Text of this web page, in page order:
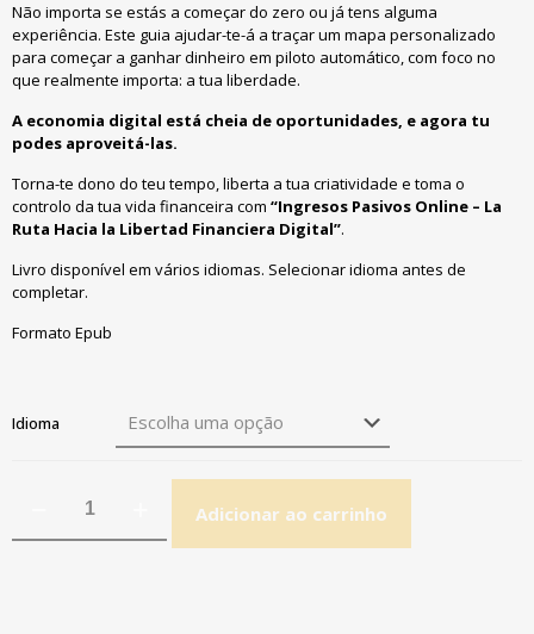
Não importa se estás a começar do zero ou já tens alguma
experiência. Este guia ajudar-te-á a traçar um mapa personalizado
para começar a ganhar dinheiro em piloto automático, com foco no
que realmente importa: a tua liberdade.
A economia digital está cheia de oportunidades, e agora tu
podes aproveitá-las.
Torna-te dono do teu tempo, liberta a tua criatividade e toma o
controlo da tua vida financeira com “Ingresos Pasivos Online – La
Ruta Hacia la Libertad Financiera Digital”.
Livro disponível em vários idiomas. Selecionar idioma antes de
completar.
Formato Epub
Idioma
Adicionar ao carrinho